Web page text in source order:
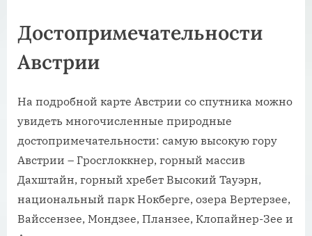
Достопримечательности
Австрии
На подробной карте Австрии со спутника можно
увидеть многочисленные природные
достопримечательности: самую высокую гору
Австрии – Гросглоккнер, горный массив
Дахштайн, горный хребет Высокий Тауэрн,
национальный парк Нокберге, озера Вертерзее,
Вайссензее, Мондзее, Планзее, Клопайнер-Зее и